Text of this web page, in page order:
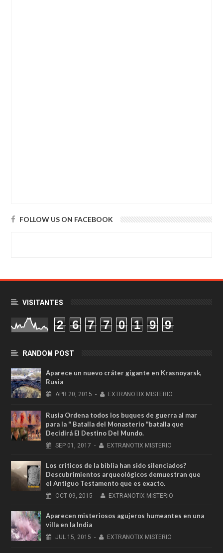
FOLLOW US ON FACEBOOK
VISITANTES
2 6 7 7 0 1 9 9
RANDOM POST
Aparece un nuevo cráter gigante en Krasnoyarsk,
Rusia
APR 20, 2015 - EXTRANOTIX MISTERIO
Rusia Ordena todos los buques de guerra al mar
para la " Batalla del Monasterio "batalla que
Decidirá El Destino Del Mundo.
SEP 01, 2017 - EXTRANOTIX MISTERIO
Los criticos de la biblia han sido silenciados?
Descubrimientos arqueológicos demuestran que
el Antiguo Testamento que es exacto.
OCT 09, 2015 - EXTRANOTIX MISTERIO
Aparecen misteriosos agujeros humeantes en una
villa en la India
JUL 15, 2015 - EXTRANOTIX MISTERIO